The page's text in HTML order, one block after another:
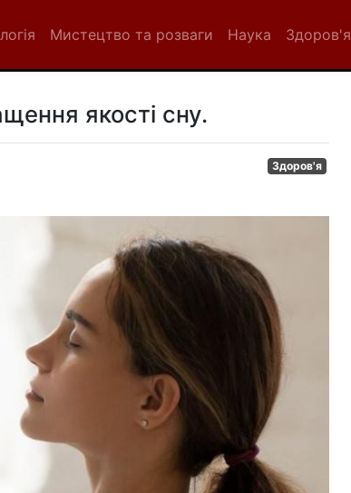
Мистецтво та розваги Наука Здоров'я
якості сну.
Здоров'я